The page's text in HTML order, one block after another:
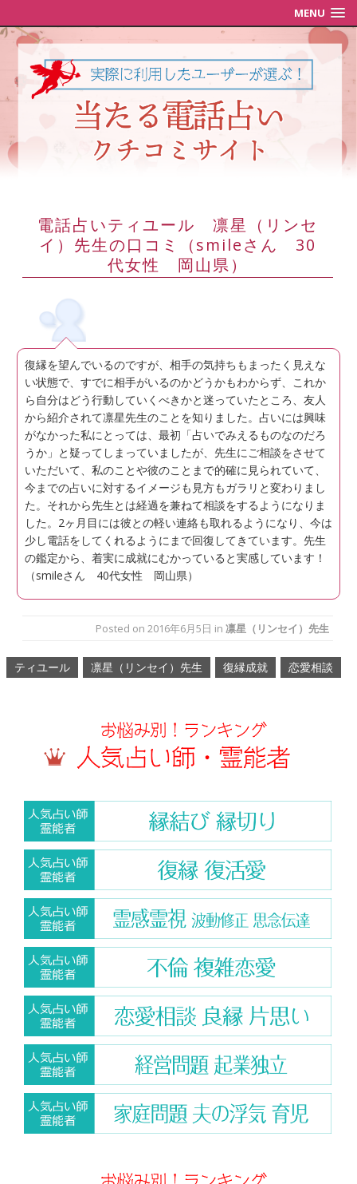
MENU
電話占いティユール 凛星（リンセ
イ）先生の口コミ（smileさん 30
代女性 岡山県）
復縁を望んでいるのですが、相手の気持ちもまったく見えな
い状態で、すでに相手がいるのかどうかもわからず、これか
ら自分はどう行動していくべきかと迷っていたところ、友人
から紹介されて凛星先生のことを知りました。占いには興味
がなかった私にとっては、最初「占いでみえるものなのだろ
うか」と疑ってしまっていましたが、先生にご相談をさせて
いただいて、私のことや彼のことまで的確に見られていて、
今までの占いに対するイメージも見方もガラリと変わりまし
た。それから先生とは経過を兼ねて相談をするようになりま
した。2ヶ月目には彼との軽い連絡も取れるようになり、今は
少し電話をしてくれるようにまで回復してきています。先生
の鑑定から、着実に成就にむかっていると実感しています！
（smileさん 40代女性 岡山県）
Posted on 2016年6月5日 in 凛星（リンセイ）先生
ティユール 凛星（リンセイ）先生 復縁成就 恋愛相談